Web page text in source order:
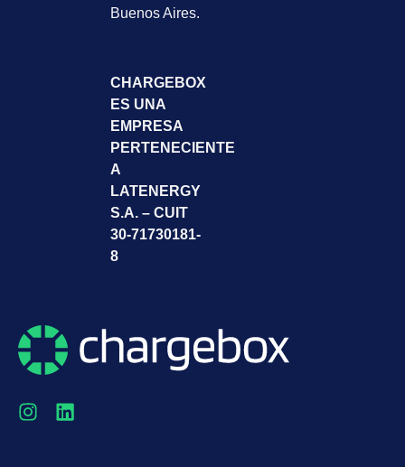
Buenos Aires.
CHARGEBOX
ES UNA
EMPRESA
PERTENECIENTE
A
LATENERGY
S.A. – CUIT
30-71730181-
8